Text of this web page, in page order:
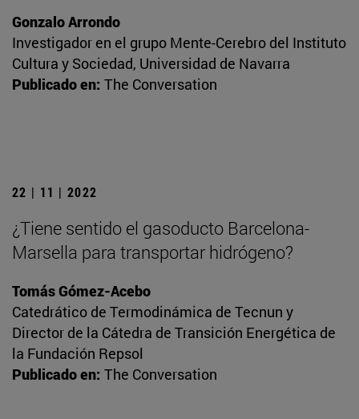
Gonzalo Arrondo
Investigador en el grupo Mente-Cerebro del Instituto
Cultura y Sociedad, Universidad de Navarra
Publicado en: The Conversation
22 | 11 | 2022
¿Tiene sentido el gasoducto Barcelona-
Marsella para transportar hidrógeno?
Tomás Gómez-Acebo
Catedrático de Termodinámica de Tecnun y
Director de la Cátedra de Transición Energética de
la Fundación Repsol
Publicado en: The Conversation